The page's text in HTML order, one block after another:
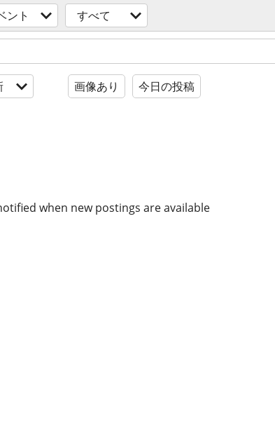
ント すべて
画像あり 今日の投稿
when new postings are available